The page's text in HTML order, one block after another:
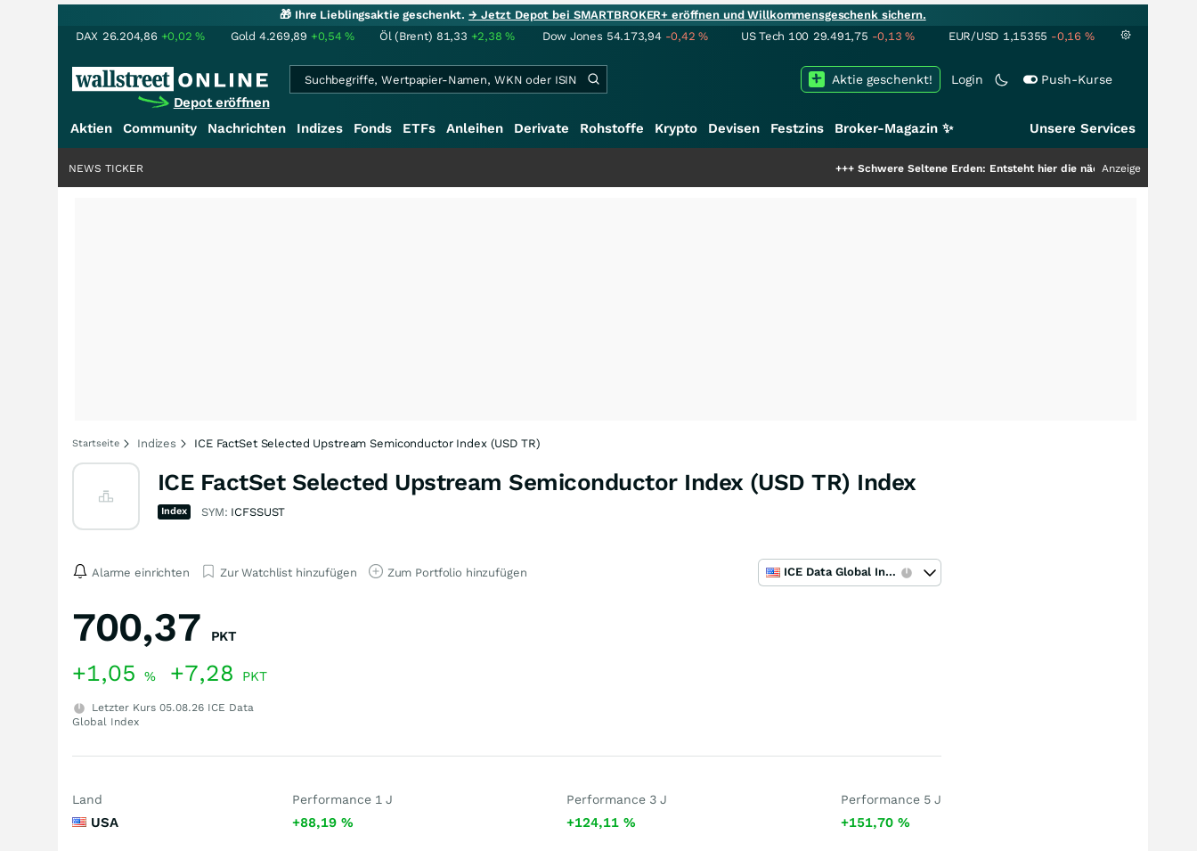
🎁 Ihre Lieblingsaktie geschenkt.→ Jetzt Depot bei SMARTBROKER+ eröffnen und Willkommensgeschenk sichern.
DAX 26.204,86 +0,02% Gold 4.269,89 +0,54% Öl (Brent) 81,33 +2,38% Dow Jones 54.173,94 -0,42% US Tech 100 29.491,75 -0,13% EUR/USD 1,15355 -0,16 %
Depot eröffnen
Login Push-Kurse
Aktie geschenkt!
Aktien Community Nachrichten Indizes Fonds ETFs Anleihen Derivate Rohstoffe Krypto Devisen Festzins Broker-Magazin ✨ Unsere Services
Schwere Seltene Erden: Entsteht hier die nächste Milliardenstory?+++
Anzeige
NEWS TICKER
Startseite Indizes ICE FactSet Selected Upstream Semiconductor Index (USD TR)
ICE FactSet Selected Upstream Semiconductor Index (USD TR) Index
Index SYM: ICFSSUST
Alarme einrichten Zur Watchlist hinzufügen Zum Portfolio hinzufügen ICE Data Global Index
700,37 PKT
+1,05 % +7,28 PKT
Letzter Kurs 05.08.26 ICE Data
Global Index
Land
USA
Performance 1 J
+88,19 %
Performance 3 J
+124,11 %
Performance 5 J
+151,70 %